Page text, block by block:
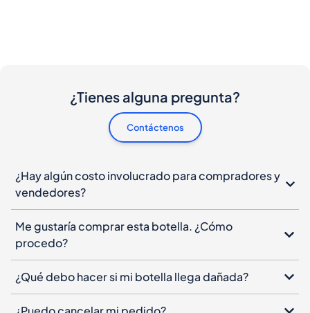
¿Tienes alguna pregunta?
Contáctenos
¿Hay algún costo involucrado para compradores y
vendedores?
Me gustaría comprar esta botella. ¿Cómo
procedo?
¿Qué debo hacer si mi botella llega dañada?